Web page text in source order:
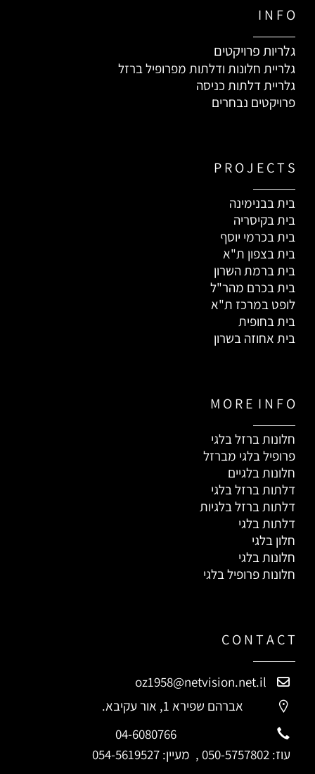
I N F O
גלריות פרויקטים
גלריית חלונות ודלתות מפרופיל ברזל
גלריית דלתות כניסה
פרויקטים נבחרים
P R O J E C T S
בית בבנימינה
בית בקיסריה
בית בכרמי יוסף
בית בצפון ת"א
בית ברמת השרון
בית בכרם מהר"ל
לופט במרכז ת"א
בית בחופית
בית אחוזה בשרון
M O R E I N F O
חלונות ברזל בלגי
פרופיל בלגי מברזל
חלונות בלגיים
דלתות ברזל בלגי
דלתות ברזל בלגיות
דלתות בלגי
חלון בלגי
חלונות בלגי
חלונות פרופיל בלגי
C O N T A C T
oz1958@netvision.net.il
אברהם שפירא 1, אור עקיבא.
04-6080766
עוז:050-5757802, מעיין:054-5619527